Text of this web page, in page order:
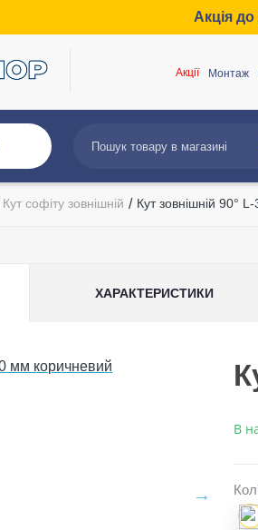
Акція
Акції Монтаж
Кут софіту зовнішній / Кут зовнішній 90°
ХАРАКТЕРИСТИКИ
В